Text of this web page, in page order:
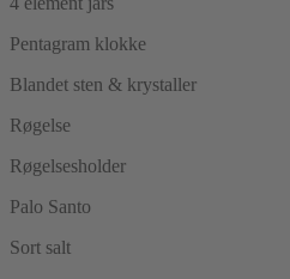
Pentagram klokke
Blandet sten & krystaller
Røgelse
Røgelsesholder
Palo Santo
Sort salt